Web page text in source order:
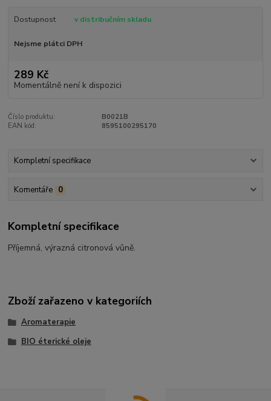
Dostupnost v distribučním skladu
Nejsme plátci DPH
289 Kč
Momentálně není k dispozici
Číslo produktu:
B0021B
EAN kód:
8595100295170
Kompletní specifikace
Komentáře 0
Kompletní specifikace
Příjemná, výrazná citronová vůně.
Zboží zařazeno v kategoriích
Aromaterapie
BIO éterické oleje